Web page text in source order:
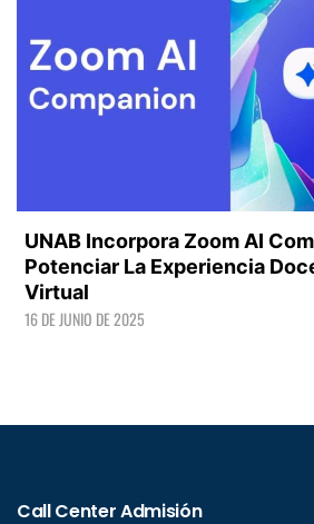
UNAB Incorpora Zoom AI
Potenciar La Experiencia
Virtual
16 DE JUNIO DE 2025